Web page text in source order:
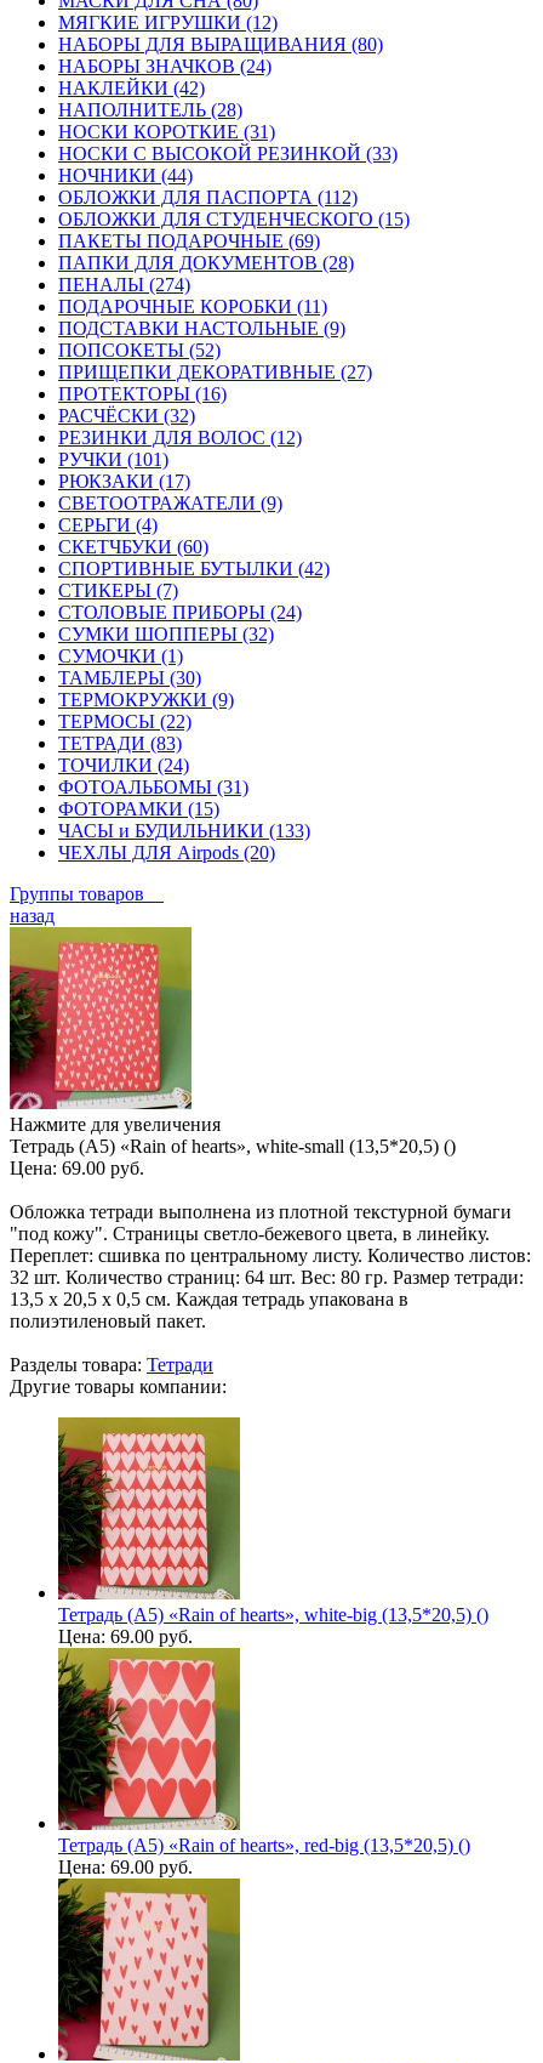
МЯГКИЕ ИГРУШКИ (12)
НАБОРЫ ДЛЯ ВЫРАЩИВАНИЯ (80)
НАБОРЫ ЗНАЧКОВ (24)
НАКЛЕЙКИ (42)
НАПОЛНИТЕЛЬ (28)
НОСКИ КОРОТКИЕ (31)
НОСКИ С ВЫСОКОЙ РЕЗИНКОЙ (33)
НОЧНИКИ (44)
ОБЛОЖКИ ДЛЯ ПАСПОРТА (112)
ОБЛОЖКИ ДЛЯ СТУДЕНЧЕСКОГО (15)
ПАКЕТЫ ПОДАРОЧНЫЕ (69)
ПАПКИ ДЛЯ ДОКУМЕНТОВ (28)
ПЕНАЛЫ (274)
ПОДАРОЧНЫЕ КОРОБКИ (11)
ПОДСТАВКИ НАСТОЛЬНЫЕ (9)
ПОПСОКЕТЫ (52)
ПРИЩЕПКИ ДЕКОРАТИВНЫЕ (27)
ПРОТЕКТОРЫ (16)
РАСЧЁСКИ (32)
РЕЗИНКИ ДЛЯ ВОЛОС (12)
РУЧКИ (101)
РЮКЗАКИ (17)
СВЕТООТРАЖАТЕЛИ (9)
СЕРЬГИ (4)
СКЕТЧБУКИ (60)
СПОРТИВНЫЕ БУТЫЛКИ (42)
СТИКЕРЫ (7)
СТОЛОВЫЕ ПРИБОРЫ (24)
СУМКИ ШОППЕРЫ (32)
СУМОЧКИ (1)
ТАМБЛЕРЫ (30)
ТЕРМОКРУЖКИ (9)
ТЕРМОСЫ (22)
ТЕТРАДИ (83)
ТОЧИЛКИ (24)
ФОТОАЛЬБОМЫ (31)
ФОТОРАМКИ (15)
ЧАСЫ и БУДИЛЬНИКИ (133)
ЧЕХЛЫ ДЛЯ Airpods (20)
Группы товаров
назад
Нажмите для увеличения
Тетрадь (A5) «Rain of hearts», white-small (13,5*20,5) ()
Цена: 69.00 руб.
Обложка тетради выполнена из плотной текстурной бумаги
"под кожу". Страницы светло-бежевого цвета, в линейку.
Переплет: сшивка по центральному листу. Количество листов:
32 шт. Количество страниц: 64 шт. Вес: 80 гр. Размер тетради:
13,5 х 20,5 х 0,5 см. Каждая тетрадь упакована в
полиэтиленовый пакет.
Разделы товара: Тетради
Другие товары компании:
Тетрадь (A5) «Rain of hearts», white-big (13,5*20,5) ()
Цена: 69.00 руб.
Тетрадь (A5) «Rain of hearts», red-big (13,5*20,5) ()
Цена: 69.00 руб.